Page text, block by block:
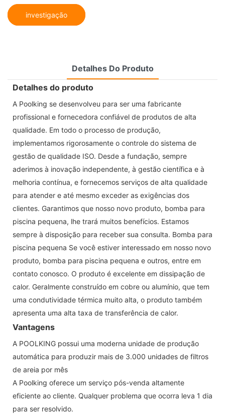
investigação
Detalhes Do Produto
Detalhes do produto
A Poolking se desenvolveu para ser uma fabricante
profissional e fornecedora confiável de produtos de alta
qualidade. Em todo o processo de produção,
implementamos rigorosamente o controle do sistema de
gestão de qualidade ISO. Desde a fundação, sempre
aderimos à inovação independente, à gestão científica e à
melhoria contínua, e fornecemos serviços de alta qualidade
para atender e até mesmo exceder as exigências dos
clientes. Garantimos que nosso novo produto, bomba para
piscina pequena, lhe trará muitos benefícios. Estamos
sempre à disposição para receber sua consulta. Bomba para
piscina pequena Se você estiver interessado em nosso novo
produto, bomba para piscina pequena e outros, entre em
contato conosco. O produto é excelente em dissipação de
calor. Geralmente construído em cobre ou alumínio, que tem
uma condutividade térmica muito alta, o produto também
apresenta uma alta taxa de transferência de calor.
Vantagens
A POOLKING possui uma moderna unidade de produção
automática para produzir mais de 3.000 unidades de filtros
de areia por mês
A Poolking oferece um serviço pós-venda altamente
eficiente ao cliente. Qualquer problema que ocorra leva 1 dia
para ser resolvido.